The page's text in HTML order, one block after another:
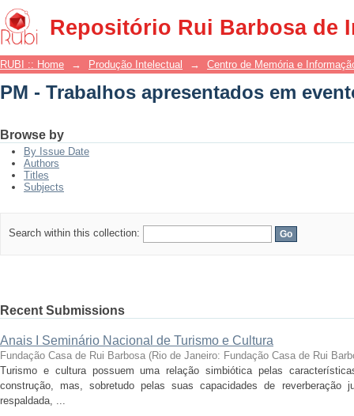
Repositório Rui Barbosa de
PM - Trabalhos apresentados em
RUBI :: Home → Produção Intelectual → Centro de Memória e
PM - Trabalhos apresentados em
Browse by
By Issue Date
Authors
Titles
Subjects
Search within this collection:
Recent Submissions
Anais I Seminário Nacional de Turismo e Cultura
Fundação Casa de Rui Barbosa (Rio de Janeiro: Fundação Casa de Rui
Turismo e cultura possuem uma relação simbiótica pelas
construção, mas, sobretudo pelas suas capacidades de reverberação
respaldada, ...